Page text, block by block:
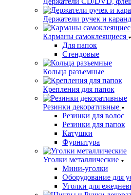
Держатели ручек и
Карманы самоклеящиеся
Для папок
Стендовые
Кольца разъемные
Крепления для папок
Резинки декоративные
Резинки для волос
Резинки для папок
Катушки
Фурнитура
Уголки металлические
Мини-уголки
Оборудование для
Уголки для